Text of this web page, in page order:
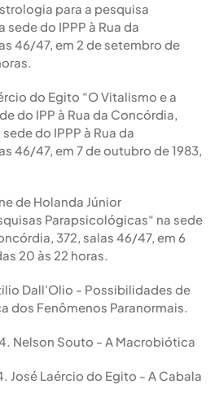
para a pesquisa
do IPPP à Rua da
46/47, em 2 de setembro de
do Egito “O Vitalismo e a
do IPP à Rua da Concórdia,
do IPPP à Rua da
46/47, em 7 de outubro de 1983,
de Holanda Júnior
Parapsicológicas“ na sede
372, salas 46/47, em 6
20 às 22 horas.
Dall'Olio - Possibilidades de
dos Fenômenos Paranormais.
Nelson Souto - A Macrobiótica
José Laércio do Egito - A Cabala